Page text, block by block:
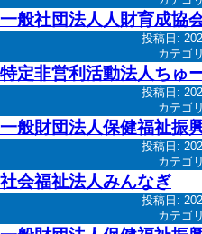
一般社団法人人財育成協
投稿日:
カテゴ
特定非営利活動法人ちゅ
投稿日:
カテゴ
一般財団法人保健福祉振
投稿日:
カテゴ
社会福祉法人みんなぎ
投稿日:
カテゴ